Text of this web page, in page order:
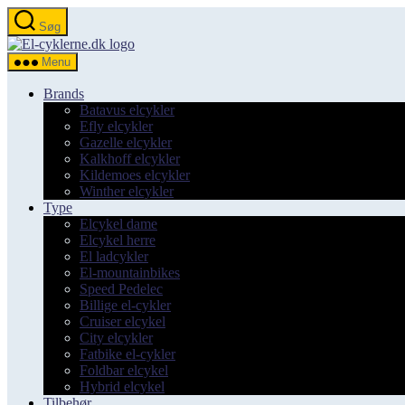
Spring
til
indholdet
Søg
el-
Menu
Brands
Batavus elcykler
Efly elcykler
Gazelle elcykler
Kalkhoff elcykler
Kildemoes elcykler
Winther elcykler
Type
Elcykel dame
Elcykel herre
El ladcykler
El-mountainbikes
Speed Pedelec
Billige el-cykler
Cruiser elcykel
City elcykler
Fatbike el-cykler
Foldbar elcykel
Hybrid elcykel